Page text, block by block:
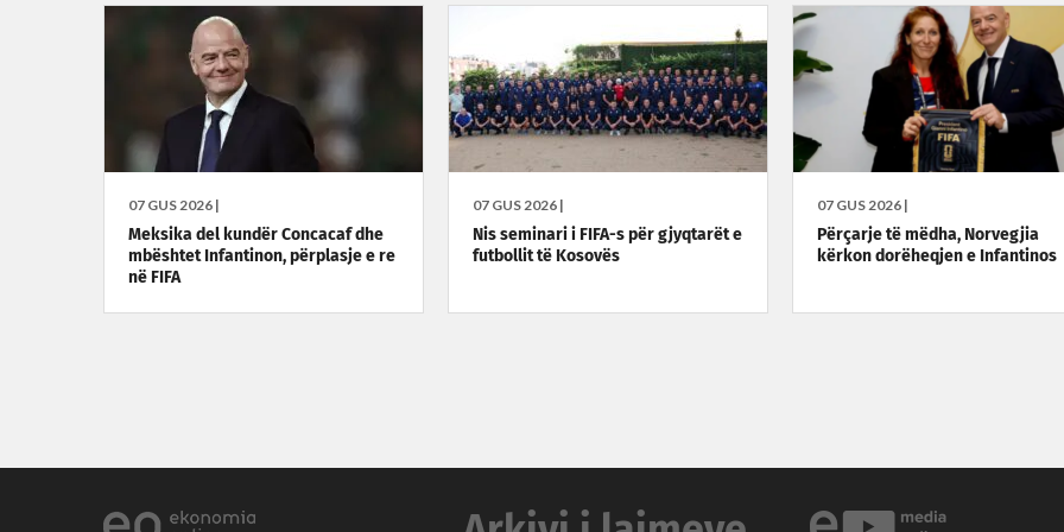
07 GUS 2026 |
Meksika del kundër Concacaf dhe
mbështet Infantinon, përplasje e re
në FIFA
07 GUS 2026 |
Nis seminari i FIFA-s për gjyqtarët e
futbollit të Kosovës
07 GUS 2026 |
Përçarje të mëdha, Norvegjia
kërkon dorëheqjen e Infantinos